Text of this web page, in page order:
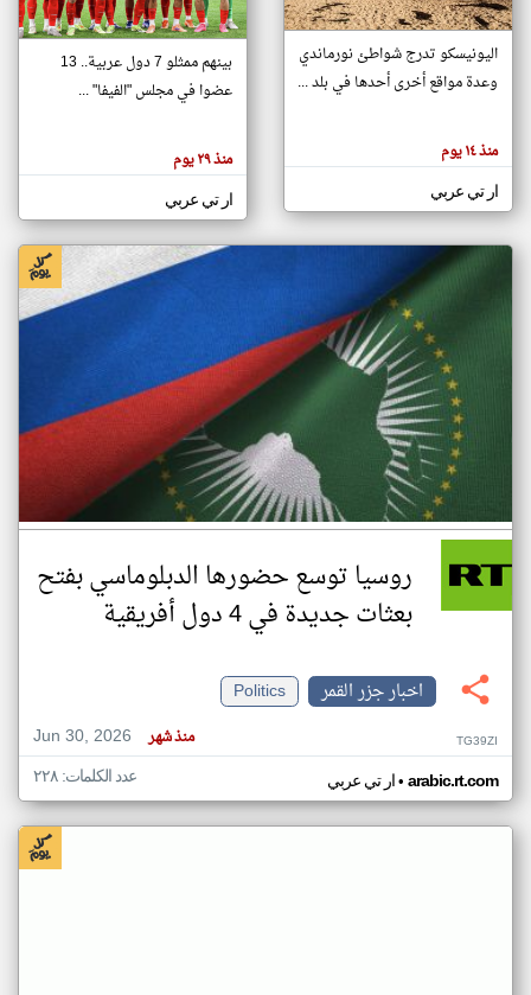
تغيير الدولة
اخبار جزر القمر على مدار الساعة
أهم اخبار جزر القمر العاجلة والمباشرة
هنا عن
وجهة
كاتبيها.
اليونيسكو تدرج شواطئ نورماندي
وعدة مواقع أخرى أحدها في بلد ...
منذ ١٤ يوم
ار تي عربي
بينهم ممثلو 7 دول عربية.. 13
عضوا في مجلس "الفيفا" ...
منذ ٢٩ يوم
ار تي عربي
روسيا توسع حضورها الدبلوماسي بفتح
بعثات جديدة في 4 دول أفريقية
اخبار جزر القمر
Politics
Jun 30, 2026
منذ شهر TG39ZI
ار تي عربي• arabic.rt.com عدد الكلمات: ٢٢٨
klyoum.com